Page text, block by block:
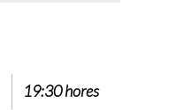
19:30 hores